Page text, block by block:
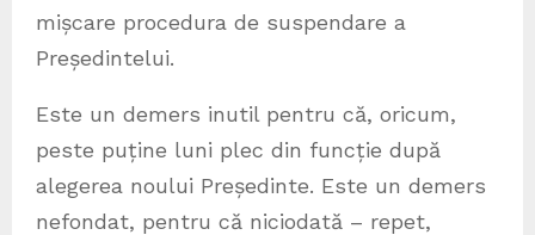
mișcare procedura de suspendare a
Președintelui.
Este un demers inutil pentru că, oricum,
peste puține luni plec din funcție după
alegerea noului Președinte. Este un demers
nefondat, pentru că niciodată – repet,